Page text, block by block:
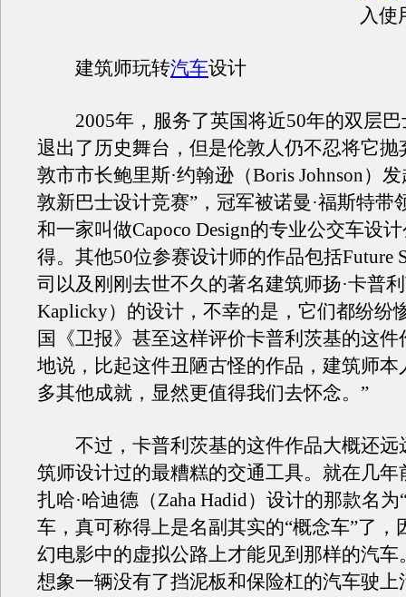
入使
建筑师玩转汽车设计
2005年，服务了英国将近50年的双层巴
退出了历史舞台，但是伦敦人仍不忍将它抛
敦市市长鲍里斯·约翰逊（Boris Johnson）
敦新巴士设计竞赛”，冠军被诺曼·福斯特带
和一家叫做Capoco Design的专业公交车设
得。其他50位参赛设计师的作品包括Future
司以及刚刚去世不久的著名建筑师扬·卡普
Kaplicky）的设计，不幸的是，它们都纷纷
国《卫报》甚至这样评价卡普利茨基的这件
地说，比起这件丑陋古怪的作品，建筑师本
多其他成就，显然更值得我们去怀念。”
不过，卡普利茨基的这件作品大概还远
筑师设计过的最糟糕的交通工具。就在几年
扎哈·哈迪德（Zaha Hadid）设计的那款名为
车，真可称得上是名副其实的“概念车”了，
幻电影中的虚拟公路上才能见到那样的汽车
想象一辆没有了挡泥板和保险杠的汽车驶上